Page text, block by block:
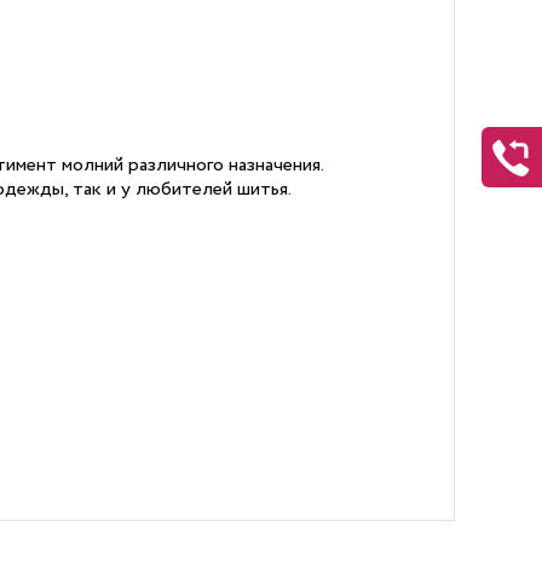
молний различного назначения.
так и у любителей шитья.